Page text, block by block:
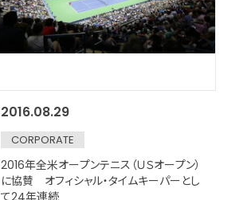
2016.08.29
CORPORATE
2016年全米オープンテニス（ＵＳオープン）
に協賛 オフィシャル・タイムキーパーとし
て24年連続